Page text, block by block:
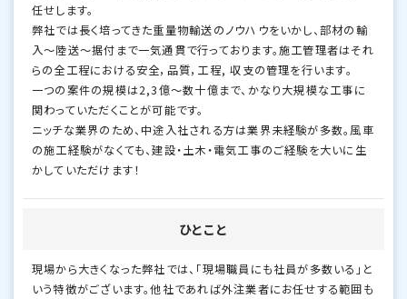
任せします。
弊社では長く培ってきた重量物輸送のノウハウをいかし、部材の輸
入～陸送～据付まで一気通貫で行っております。施工管理者はそれ
らの全工程における安全，品質，工程, 収支の管理を行います。
一つの案件の規模は2,3億～数十億まで、かなり大規模な工事に
関わっていただくことが可能です。
ニッチな業界のため、中途入社される方は業界未経験が多数。風車
の施工経験がなくても、建設・土木・電気工事のご経験を大いに生
かしていただけます！
ひとこと
現場から大きくなった弊社では、「現場職員にも社員が多数いる」と
いう特徴がございます。他社であれば外注業者にお任せする範囲も